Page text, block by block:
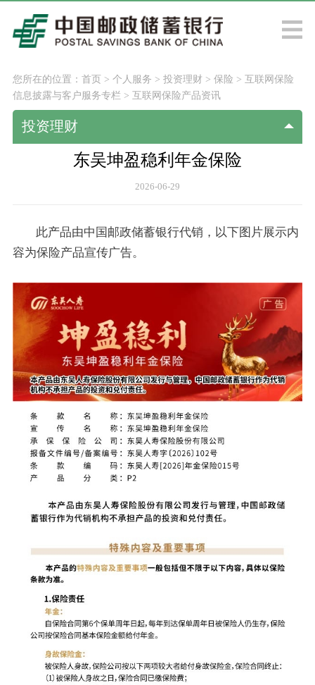
您所在的位置： 首页> 个人服务 > 投资理财 > 保险 > 互联网保险
信息披露与客户服务专栏 > 互联网保险产品资讯
投资理财
东吴坤盈稳利年金保险
2026-06-29
此产品由中国邮政储蓄银行代销，以下图片展示内
容为保险产品宣传广告。